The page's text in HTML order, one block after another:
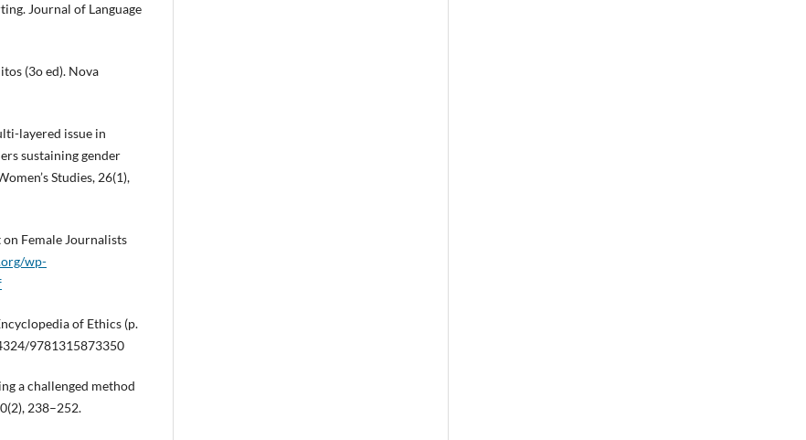
Journal of Language
(3o ed). Nova
layered issue in
sustaining gender
Studies, 26(1),
Female Journalists
wp-
of Ethics (p.
9781315873350
a challenged method
238–252.